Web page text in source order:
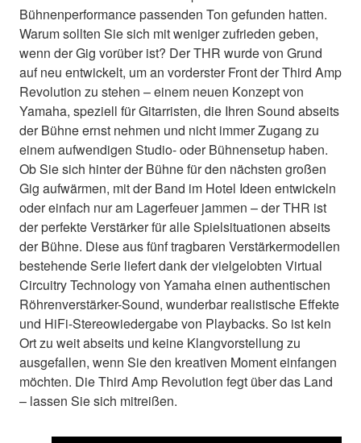
Bühnenperformance passenden Ton gefunden hatten.
Warum sollten Sie sich mit weniger zufrieden geben,
wenn der Gig vorüber ist? Der THR wurde von Grund
auf neu entwickelt, um an vorderster Front der Third Amp
Revolution zu stehen – einem neuen Konzept von
Yamaha, speziell für Gitarristen, die Ihren Sound abseits
der Bühne ernst nehmen und nicht immer Zugang zu
einem aufwendigen Studio- oder Bühnensetup haben.
Ob Sie sich hinter der Bühne für den nächsten großen
Gig aufwärmen, mit der Band im Hotel Ideen entwickeln
oder einfach nur am Lagerfeuer jammen – der THR ist
der perfekte Verstärker für alle Spielsituationen abseits
der Bühne. Diese aus fünf tragbaren Verstärkermodellen
bestehende Serie liefert dank der vielgelobten Virtual
Circuitry Technology von Yamaha einen authentischen
Röhrenverstärker-Sound, wunderbar realistische Effekte
und HiFi-Stereowiedergabe von Playbacks. So ist kein
Ort zu weit abseits und keine Klangvorstellung zu
ausgefallen, wenn Sie den kreativen Moment einfangen
möchten. Die Third Amp Revolution fegt über das Land
– lassen Sie sich mitreißen.